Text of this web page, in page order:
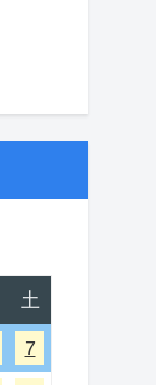
土
7